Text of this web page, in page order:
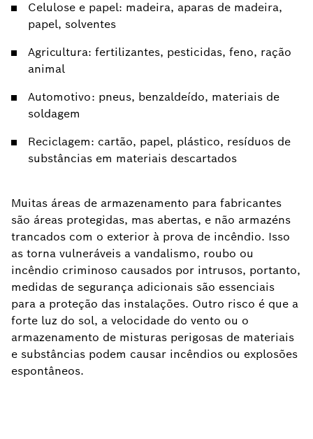
Celulose e papel: madeira, aparas de madeira,
papel, solventes
Agricultura: fertilizantes, pesticidas, feno, ração
animal
Automotivo: pneus, benzaldeído, materiais de
soldagem
Reciclagem: cartão, papel, plástico, resíduos de
substâncias em materiais descartados
Muitas áreas de armazenamento para fabricantes
são áreas protegidas, mas abertas, e não armazéns
trancados com o exterior à prova de incêndio. Isso
as torna vulneráveis a vandalismo, roubo ou
incêndio criminoso causados por intrusos, portanto,
medidas de segurança adicionais são essenciais
para a proteção das instalações. Outro risco é que a
forte luz do sol, a velocidade do vento ou o
armazenamento de misturas perigosas de materiais
e substâncias podem causar incêndios ou explosões
espontâneos.